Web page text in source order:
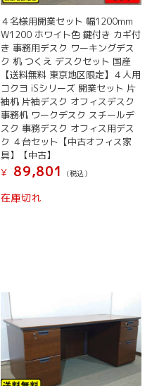
４名様用開業セット 幅1200mm
W1200 ホワイト色 鍵付き カギ付
き 事務用デスク ワーキングデス
ク 机 つくえ デスクセット 国産
【送料無料 東京地区限定】４人用
コクヨ iSシリーズ 開業セット 片
袖机 片袖デスク オフィスデスク
事務机 ワークデスク スチールデ
スク 事務デスク オフィス用デス
ク ４台セット【中古オフィス家
具】【中古】
¥
89,801 (税込）
在庫切れ